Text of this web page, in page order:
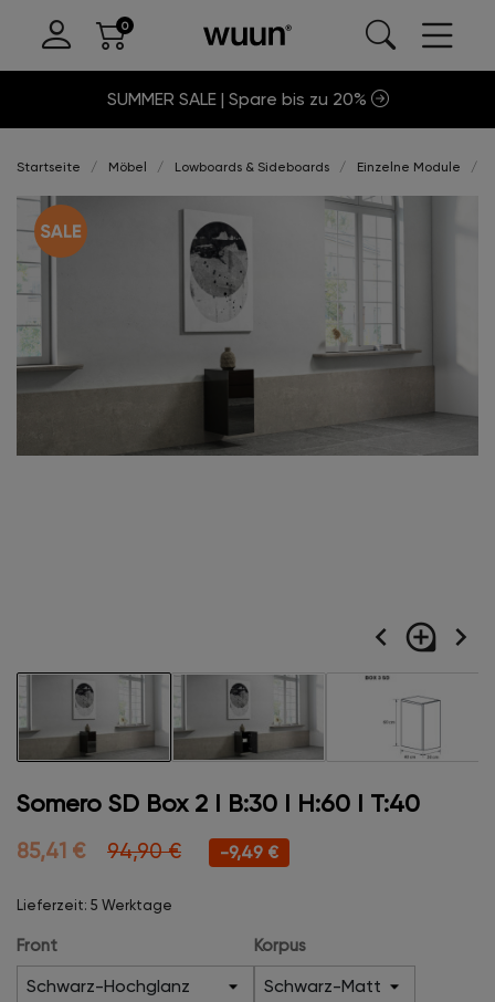
SUMMER SALE | Spare bis zu 20%
Startseite Möbel Lowboards & Sideboards Einzelne Module
navigate_before loupe navigate_next
Somero SD Box 2 I B:30 I H:60 I T:40
85,41 € 94,90 € -9,49 €
Lieferzeit: 5 Werktage
Front Korpus